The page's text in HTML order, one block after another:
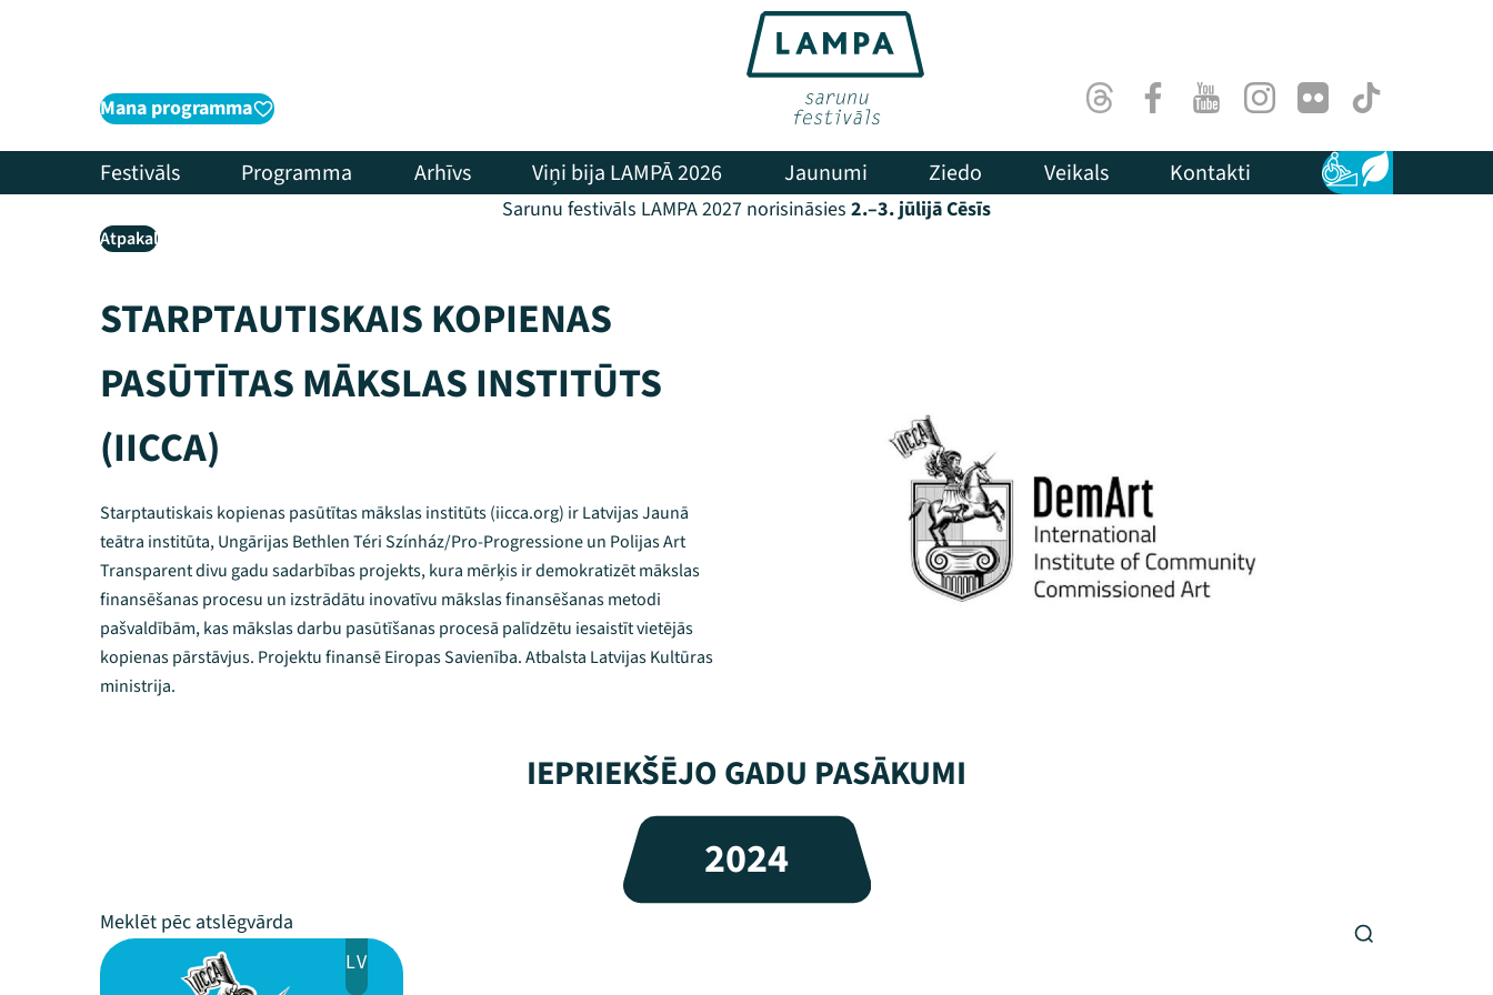
Mana programma ThreadsFacebookYoutubeInstagram
Flick TikTok
Festivāls Programma Arhīvs Viņi bija LAMPĀ 2026 Jaunumi Ziedo Veikals Kontakti Pieejamība
Ilgtspēja
Sarunu festivāls LAMPA 2027 norisināsies 2.–3. jūlijā Cēsīs
Atpakaļ
STARPTAUTISKAIS KOPIENAS
PASŪTĪTAS MĀKSLAS INSTITŪTS
(IICCA)
Starptautiskais kopienas pasūtītas mākslas institūts (iicca.org) ir Latvijas Jaunā
teātra institūta, Ungārijas Bethlen Téri Színház/Pro-Progressione un Polijas Art
Transparent divu gadu sadarbības projekts, kura mērķis ir demokratizēt mākslas
finansēšanas procesu un izstrādātu inovatīvu mākslas finansēšanas metodi
pašvaldībām, kas mākslas darbu pasūtīšanas procesā palīdzētu iesaistīt vietējās
kopienas pārstāvjus. Projektu finansē Eiropas Savienība. Atbalsta Latvijas Kultūras
ministrija.
IEPRIEKŠĒJO GADU PASĀKUMI
2024
LV